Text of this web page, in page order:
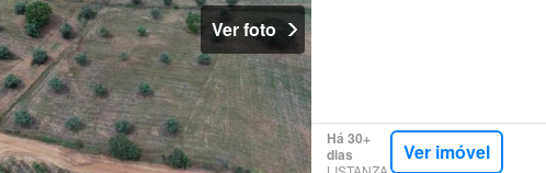
Ver foto
Há 30+
dias
Ver imóvel